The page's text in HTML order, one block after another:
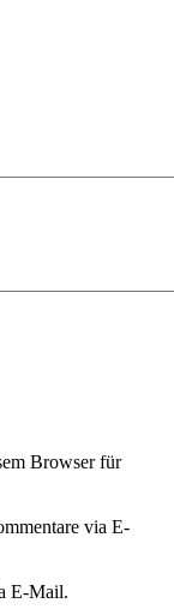
Browser für
via E-
E-Mail.